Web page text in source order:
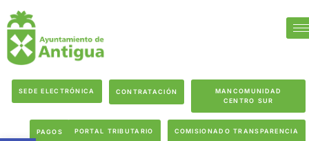
SEDE ELECTRÓNICA CONTRATACIÓN
MANCOMUNIDAD
CENTRO SUR
PAGOS PORTAL TRIBUTARIO COMISIONADO TRANSPARENCIA